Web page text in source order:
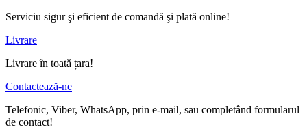
Serviciu sigur şi eficient de comandă şi plată online!
Livrare
Livrare în toată țara!
Contactează-ne
Telefonic, Viber, WhatsApp, prin e-mail, sau completând formularul
de contact!